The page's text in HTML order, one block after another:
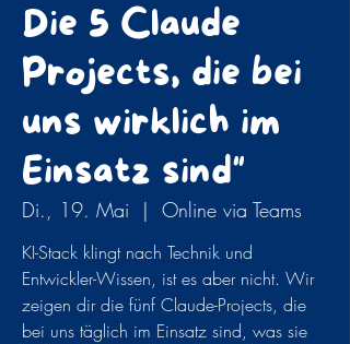
Die 5 Claude
Projects, die bei
uns wirklich im
Einsatz sind"
Di., 19. Mai
  |
Online via Teams
KI-Stack klingt nach Technik und
Entwickler-Wissen, ist es aber nicht. Wir
zeigen dir die fünf Claude-Projects, die
bei uns täglich im Einsatz sind, was sie